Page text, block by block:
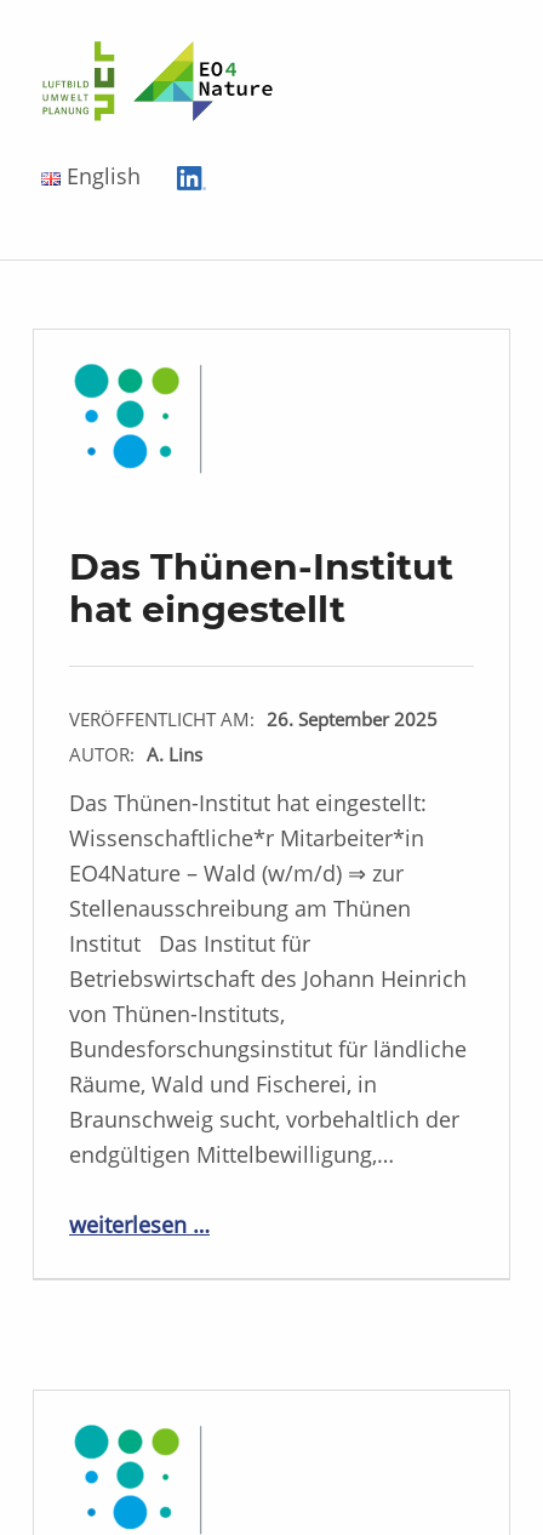
English
Das Thünen-Institut
hat eingestellt
VERÖFFENTLICHT AM: 26. September 2025
AUTOR: A. Lins
Das Thünen-Institut hat eingestellt:
Wissenschaftliche*r Mitarbeiter*in
EO4Nature – Wald (w/m/d) ⇒ zur
Stellenausschreibung am Thünen
Institut Das Institut für
Betriebswirtschaft des Johann Heinrich
von Thünen-Instituts,
Bundesforschungsinstitut für ländliche
Räume, Wald und Fischerei, in
Braunschweig sucht, vorbehaltlich der
endgültigen Mittelbewilligung,…
“Das Thünen-Institut hat eingestellt”
weiterlesen …